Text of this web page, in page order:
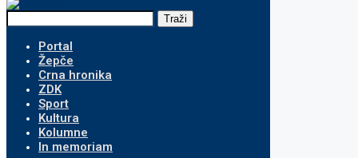
Traži
Portal
Žepče
Crna hronika
ZDK
Sport
Kultura
Kolumne
In memoriam